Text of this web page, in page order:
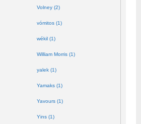
Volney (2)
vómitos (1)
wékil (1)
William Morris (1)
yalek (1)
Yamaks (1)
Yavours (1)
Yins (1)